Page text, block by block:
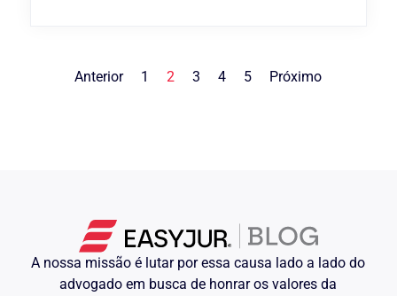
Anterior 1 2 3 4 5 Próximo
A nossa missão é lutar por essa causa lado a lado do
advogado em busca de honrar os valores da